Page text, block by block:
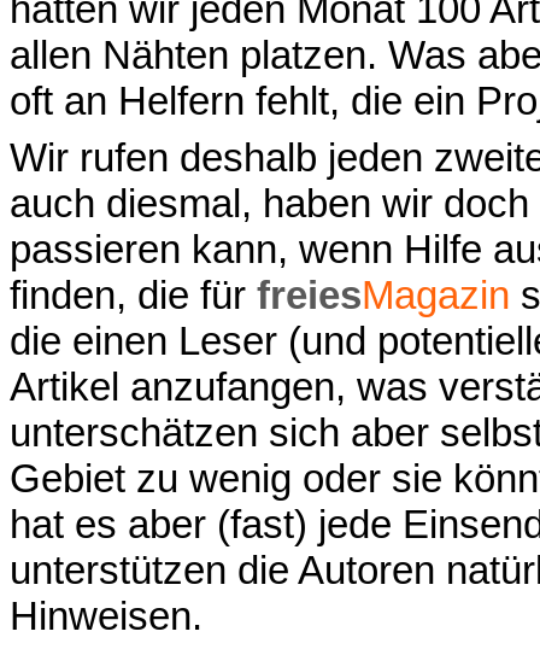
allen Nähten platzen. Was
oft an Helfern fehlt, die ein
Wir rufen deshalb jeden
auch diesmal, haben wir
passieren kann, wenn Hilfe
finden, die für freiesMagazin
die einen Leser (und
Artikel anzufangen, was
unterschätzen sich aber
Gebiet zu wenig oder sie
hat es aber (fast) jede
unterstützen die Autoren
Hinweisen.